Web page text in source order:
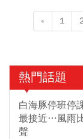
« 1
熱門話題
白海豚停班停
最接近…風雨
聲